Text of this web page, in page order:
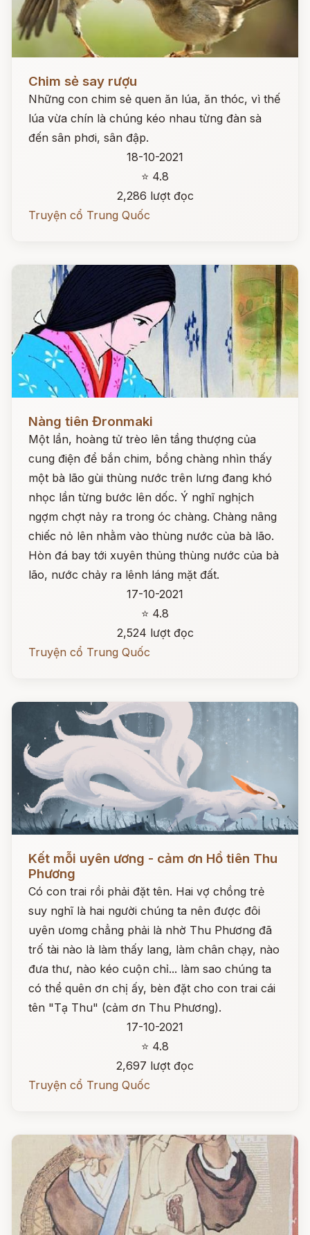
Chim sẻ say rượu
Những con chim sẻ quen ăn lúa, ăn thóc, vì thế
lúa vừa chín là chúng kéo nhau từng đàn sà
đến sân phơi, sân đập.
18-10-2021
⭐ 4.8
2,286 lượt đọc
Truyện cổ Trung Quốc
Nàng tiên Đronmaki
Một lần, hoàng tử trèo lên tầng thượng của
cung điện để bắn chim, bồng chàng nhìn thấy
một bà lão gùi thùng nước trên lưng đang khó
nhọc lần từng bước lên dốc. Ý nghĩ nghịch
ngợm chợt nảy ra trong óc chàng. Chàng nâng
chiếc nỏ lên nhằm vào thùng nước của bà lão.
Hòn đá bay tới xuyên thủng thùng nước của bà
lão, nước chảy ra lênh láng mặt đất.
17-10-2021
⭐ 4.8
2,524 lượt đọc
Truyện cổ Trung Quốc
Đọc ngay
Kết mỗi uyên ương - cảm ơn Hồ tiên Thu
Phương
Có con trai rồi phải đặt tên. Hai vợ chồng trẻ
suy nghĩ là hai người chúng ta nên được đôi
uyên ưomg chẳng phải là nhờ Thu Phương đã
trố tài nào là làm thấy lang, làm chân chạy, nào
đưa thư, nào kéo cuộn chỉ... làm sao chúng ta
có thể quên ơn chị ấy, bèn đặt cho con trai cái
tên "Tạ Thu" (cảm ơn Thu Phương).
17-10-2021
⭐ 4.8
2,697 lượt đọc
Truyện cổ Trung Quốc